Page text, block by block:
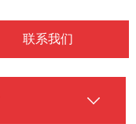
联系我们